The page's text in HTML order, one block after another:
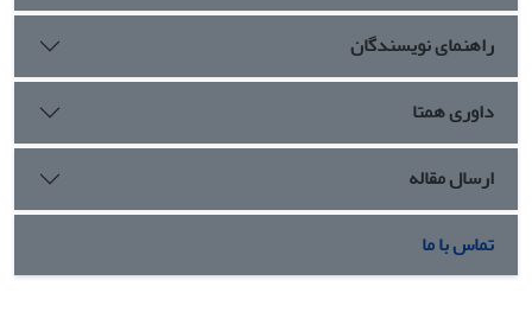
راهنمای نویسندگان
داوری همتا
ارسال مقاله
تماس با ما